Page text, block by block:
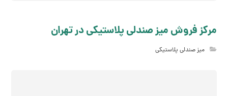
مرکز فروش میز صندلي پلاستیکي در تهران
میز صندلی پلاستیکی